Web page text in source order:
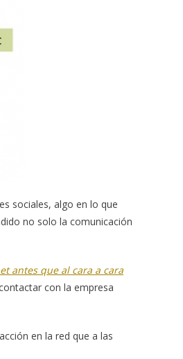
sociales, algo en lo que
no solo la comunicación
antes que al cara a cara
con la empresa
en la red que a las